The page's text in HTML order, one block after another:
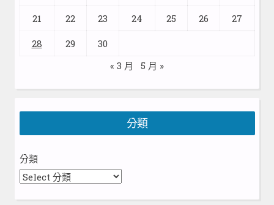
21 22 23 24 25 26 27
28 29
30
« 3 月
5 月 »
分類
分類